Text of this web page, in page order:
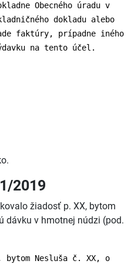
Obecného úradu v
dokladu alebo
faktúry, prípadne iného
na tento účel.
2019
žiadosť p. XX, bytom
dávku v hmotnej núdzi (pod.
Nesluša č. XX, o